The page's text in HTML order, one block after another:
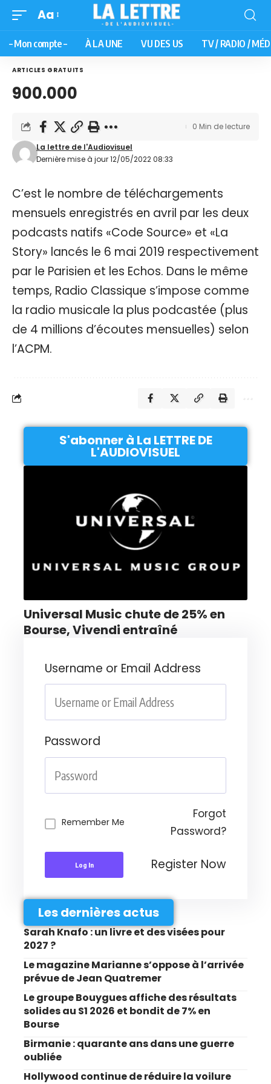
Aa
– Mon compte – À LA UNE VU DES US TV / RADIO /
ARTICLES GRATUITS
900.000
Dernière mise à jour 12/05/2022 08:33
La lettre de l'Audiovisuel
0 Min de lecture
C’est le nombre de téléchargements
mensuels enregistrés en avril par les deux
podcasts natifs «Code Source» et «La
Story» lancés le 6 mai 2019 respectivement
par le Parisien et les Echos. Dans le même
temps, Radio Classique s’impose comme
la radio musicale la plus podcastée (plus
de 4 millions d’écoutes mensuelles) selon
l’ACPM.
S'abonner à La LETTRE DE
L'AUDIOVISUEL
Universal Music chute de 25% en
Bourse, Vivendi entraîné
Username or Email Address
Password
Remember Me
Forgot
Password?
Log In Register Now
Les dernières actus
Sarah Knafo : un livre et des visées pour
2027 ?
Le magazine Marianne s’oppose à l’arrivée
prévue de Jean Quatremer
Le groupe Bouygues affiche des résultats
solides au S1 2026 et bondit de 7% en
Bourse
Birmanie : quarante ans dans une guerre
oubliée
Hollywood continue de réduire la voilure